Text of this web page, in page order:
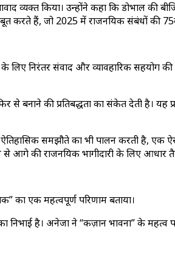
व्यक्त किया। उन्होंने कहा कि डोभाल की
करते हैं, जो 2025 में राजनयिक संबंधों की
निरंतर संवाद और व्यावहारिक सहयोग की
से बनाने की प्रतिबद्धता का संकेत देती
समझौते का भी पालन करती है, एक
आगे की राजनयिक भागीदारी के लिए आधार
का एक महत्वपूर्ण परिणाम बताया।
है। अनेजा ने “कज़ान भावना” के महत्व